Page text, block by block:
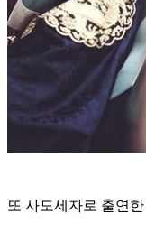
또 사도세자로 출연